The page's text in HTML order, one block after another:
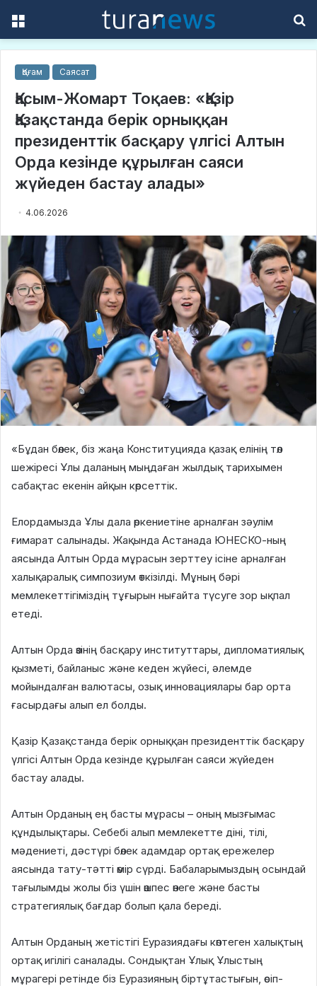
Қоғам Саясат
Қасым-Жомарт Тоқаев: «Қазір
Қазақстанда берік орныққан
президенттік басқару үлгісі Алтын
Орда кезінде құрылған саяси
жүйеден бастау алады»
4.06.2026
«Бұдан бөлек, біз жаңа Конституцияда қазақ елінің төл
шежіресі Ұлы даланың мыңдаған жылдық тарихымен
сабақтас екенін айқын көрсеттік.
Елордамызда Ұлы дала өркениетіне арналған зәулім
ғимарат салынады. Жақында Астанада ЮНЕСКО-ның
аясында Алтын Орда мұрасын зерттеу ісіне арналған
халықаралық симпозиум өткізілді. Мұның бәрі
мемлекеттігіміздің тұғырын нығайта түсуге зор ықпал
етеді.
Алтын Орда өзінің басқару институттары, дипломатиялық
қызметі, байланыс және кеден жүйесі, әлемде
мойындалған валютасы, озық инновациялары бар орта
ғасырдағы алып ел болды.
Қазір Қазақстанда берік орныққан президенттік басқару
үлгісі Алтын Орда кезінде құрылған саяси жүйеден
бастау алады.
Алтын Орданың ең басты мұрасы – оның мызғымас
құндылықтары. Себебі алып мемлекетте діні, тілі,
мәдениеті, дәстүрі бөлек адамдар ортақ ережелер
аясында тату-тәтті өмір сүрді. Бабаларымыздың осындай
тағылымды жолы біз үшін өшпес өнеге және басты
стратегиялық бағдар болып қала береді.
Алтын Орданың жетістігі Еуразиядағы көптеген халықтың
ортақ игілігі саналады. Сондықтан Ұлық Ұлыстың
мұрагері ретінде біз Еуразияның біртұтастығын, өсіп-